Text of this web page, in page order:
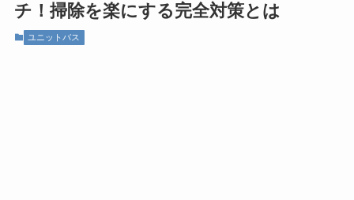
チ！掃除を楽にする完全対策とは
ユニットバス